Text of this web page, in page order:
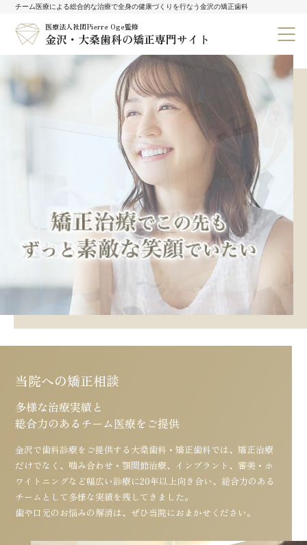
チーム医療による総合的な治療で全身の健康づくりを行なう金沢の矯正歯科
医療法人社団Pierre Oge監修
金沢・大桑歯科の矯正専門サイト
当院への矯正相談
多様な治療実績と
総合力のあるチーム医療をご提供
金沢で歯科診療をご提供する大桑歯科・矯正歯科では、矯正治療
だけでなく、噛み合わせ・顎関節治療、インプラント、審美・ホ
ワイトニングなど幅広い診療に20年以上向き合い、総合力のある
チームとして多様な実績を残してきました。
歯や口元のお悩みの解消は、ぜひ当院におまかせください。